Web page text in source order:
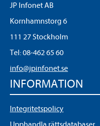
JP Infonet AB
Kornhamnstorg 6
111 27 Stockholm
Tel:08-462 65 60
info@jpinfonet.se
INFORMATION
Integritetspolicy